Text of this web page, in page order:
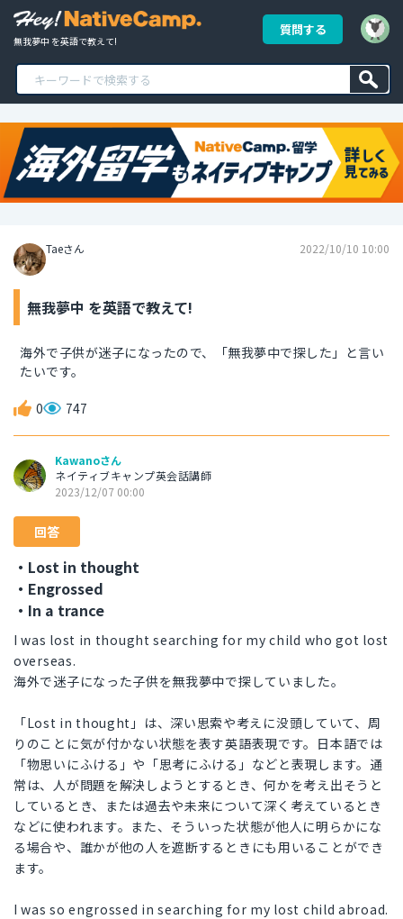
無我夢中 を英語で教えて!
質問する
Taeさん 2022/10/10 10:00
無我夢中 を英語で教えて!
海外で子供が迷子になったので、「無我夢中で探した」と言い
たいです。
0 747
Kawanoさん
ネイティブキャンプ英会話講師
2023/12/07 00:00
回答
・Lost in thought
・Engrossed
・In a trance
I was lost in thought searching for my child who got lost
overseas.
海外で迷子になった子供を無我夢中で探していました。
「Lost in thought」は、深い思索や考えに没頭していて、周
りのことに気が付かない状態を表す英語表現です。日本語では
「物思いにふける」や「思考にふける」などと表現します。通
常は、人が問題を解決しようとするとき、何かを考え出そうと
しているとき、または過去や未来について深く考えているとき
などに使われます。また、そういった状態が他人に明らかにな
る場合や、誰かが他の人を遮断するときにも用いることができ
ます。
I was so engrossed in searching for my lost child abroad.